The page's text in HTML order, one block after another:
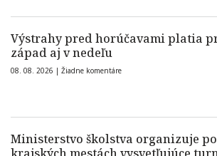
Výstrahy pred horúčavami platia
západ aj v nedeľu
08. 08. 2026 | Žiadne komentáre
Ministerstvo školstva organizuje po